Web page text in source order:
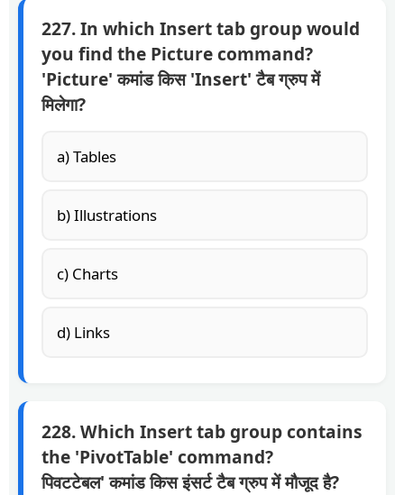
227. In which Insert tab group would
you find the Picture command?
'Picture' कमांड किस 'Insert' टैब ग्रुप में
मिलेगा?
a) Tables
b) Illustrations
c) Charts
d) Links
228. Which Insert tab group contains
the 'PivotTable' command?
पिवटटेबल' कमांड किस इंसर्ट टैब ग्रुप में मौजूद है?